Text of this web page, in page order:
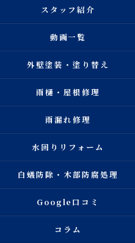
スタッフ紹介
動画一覧
外壁塗装・塗り替え
雨樋・屋根修理
雨漏れ修理
水回りリフォーム
白蟻防除・木部防腐処理
Google口コミ
コラム